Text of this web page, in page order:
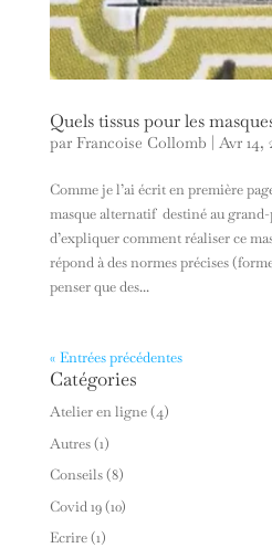
Quels tissus pour les
par Francoise Collomb | Avr 14,
Comme je l’ai écrit en première
masque alternatif destiné au
d’expliquer comment réaliser ce
répond à des normes précises
penser que des...
« Entrées précédentes
Catégories
Atelier en ligne(4)
Autres(1)
Conseils(8)
Covid 19(10)
Ecrire(1)